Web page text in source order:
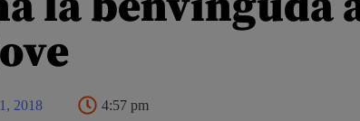
2018 4:57 pm